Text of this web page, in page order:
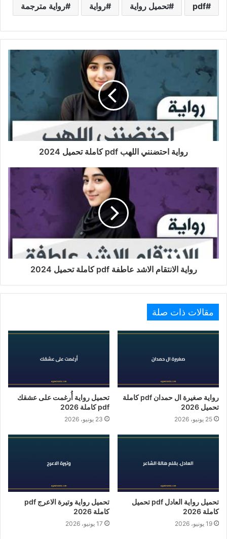
pdf تحميل رواية رواية رواية مترجمة
رواية احتضنني اللهب pdf كاملة تحميل 2024
رواية الانتقام الاشد عاطفة pdf كاملة تحميل 2024
مقالات ذات صلة
رواية صغيرة ال حمدان pdf كاملة
تحميل 2026
25 يونيو، 2026
تحميل رواية أُرغمت على عشقك
pdf كاملة 2026
23 يونيو، 2026
تحميل رواية العادل pdf تحميل
كاملة 2026
19 يونيو، 2026
تحميل رواية وتيرة الاعرج pdf
كاملة 2026
17 يونيو، 2026